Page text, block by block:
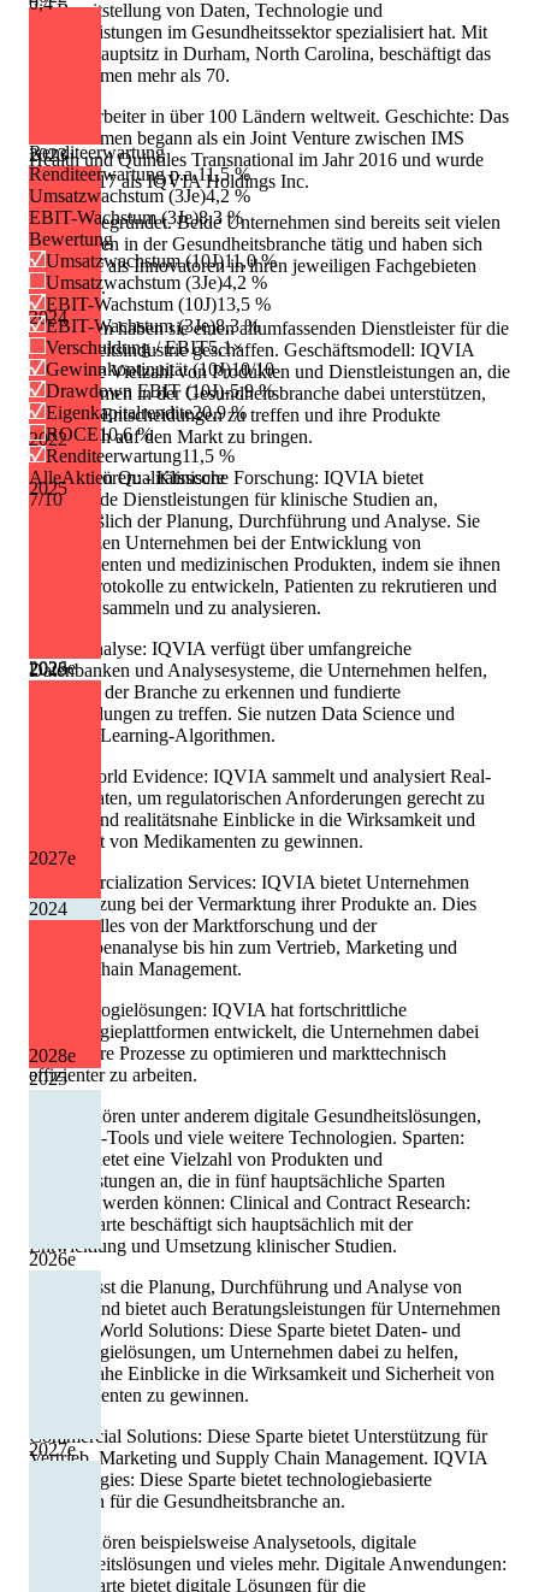
2023
2024
2025
2026e
2027e
2028e
2022
2023
2024
2025
2026e
2027e
Renditeerwartung
Renditeerwartung p.a.11,5 %
Umsatzwachstum (3Je)4,2 %
EBIT-Wachstum (3Je)8,3 %
Bewertung
Umsatzwachstum (10J)11,0 %
Umsatzwachstum (3Je)4,2 %
EBIT-Wachstum (10J)13,5 %
EBIT-Wachstum (3Je)8,3 %
Verschuldung / EBIT5,1×
Gewinnkontinuität (10J)10/10
Drawdown EBIT (10J)-5,9 %
Eigenkapitalrendite20,9 %
ROCE10,6 %
Renditeerwartung11,5 %
AlleAktien Qualitätsscore
7/10
die Bereitstellung von Daten, Technologie und
Serviceleistungen im Gesundheitssektor spezialisiert hat. Mit
seinem Hauptsitz in Durham, North Carolina, beschäftigt das
Unternehmen mehr als 70.
000 Mitarbeiter in über 100 Ländern weltweit. Geschichte: Das
Unternehmen begann als ein Joint Venture zwischen IMS
Health und Quintiles Transnational im Jahr 2016 und wurde
später 2017 als IQVIA Holdings Inc.
offiziell gegründet. Beide Unternehmen sind bereits seit vielen
Jahrzehnten in der Gesundheitsbranche tätig und haben sich
einen Ruf als Innovatoren in ihren jeweiligen Fachgebieten
erworben.
Zusammen haben sie einen allumfassenden Dienstleister für die
Gesundheitsindustrie geschaffen. Geschäftsmodell: IQVIA
bietet eine Vielzahl von Produkten und Dienstleistungen an, die
Unternehmen in der Gesundheitsbranche dabei unterstützen,
fundierte Entscheidungen zu treffen und ihre Produkte
erfolgreich auf den Markt zu bringen.
Dazu gehören: - Klinische Forschung: IQVIA bietet
umfassende Dienstleistungen für klinische Studien an,
einschließlich der Planung, Durchführung und Analyse. Sie
unterstützen Unternehmen bei der Entwicklung von
Medikamenten und medizinischen Produkten, indem sie ihnen
helfen, Protokolle zu entwickeln, Patienten zu rekrutieren und
Daten zu sammeln und zu analysieren.
- Datenanalyse: IQVIA verfügt über umfangreiche
Datenbanken und Analysesysteme, die Unternehmen helfen,
Trends in der Branche zu erkennen und fundierte
Entscheidungen zu treffen. Sie nutzen Data Science und
Machine Learning-Algorithmen.
- Real-World Evidence: IQVIA sammelt und analysiert Real-
World-Daten, um regulatorischen Anforderungen gerecht zu
werden und realitätsnahe Einblicke in die Wirksamkeit und
Sicherheit von Medikamenten zu gewinnen.
- Commercialization Services: IQVIA bietet Unternehmen
Unterstützung bei der Vermarktung ihrer Produkte an. Dies
umfasst alles von der Marktforschung und der
Zielgruppenanalyse bis hin zum Vertrieb, Marketing und
Supply Chain Management.
- Technologielösungen: IQVIA hat fortschrittliche
Technologieplattformen entwickelt, die Unternehmen dabei
helfen, ihre Prozesse zu optimieren und markttechnisch
effizienter zu arbeiten.
Dazu gehören unter anderem digitale Gesundheitslösungen,
Analytics-Tools und viele weitere Technologien. Sparten:
IQVIA bietet eine Vielzahl von Produkten und
Dienstleistungen an, die in fünf hauptsächliche Sparten
eingeteilt werden können: Clinical and Contract Research:
Diese Sparte beschäftigt sich hauptsächlich mit der
Entwicklung und Umsetzung klinischer Studien.
Sie umfasst die Planung, Durchführung und Analyse von
Studien und bietet auch Beratungsleistungen für Unternehmen
an. Real World Solutions: Diese Sparte bietet Daten- und
Technologielösungen, um Unternehmen dabei zu helfen,
realitätsnahe Einblicke in die Wirksamkeit und Sicherheit von
Medikamenten zu gewinnen.
Commercial Solutions: Diese Sparte bietet Unterstützung für
Vertrieb, Marketing und Supply Chain Management. IQVIA
Technologies: Diese Sparte bietet technologiebasierte
Lösungen für die Gesundheitsbranche an.
Dazu gehören beispielsweise Analysetools, digitale
Gesundheitslösungen und vieles mehr. Digitale Anwendungen:
Diese Sparte bietet digitale Lösungen für die